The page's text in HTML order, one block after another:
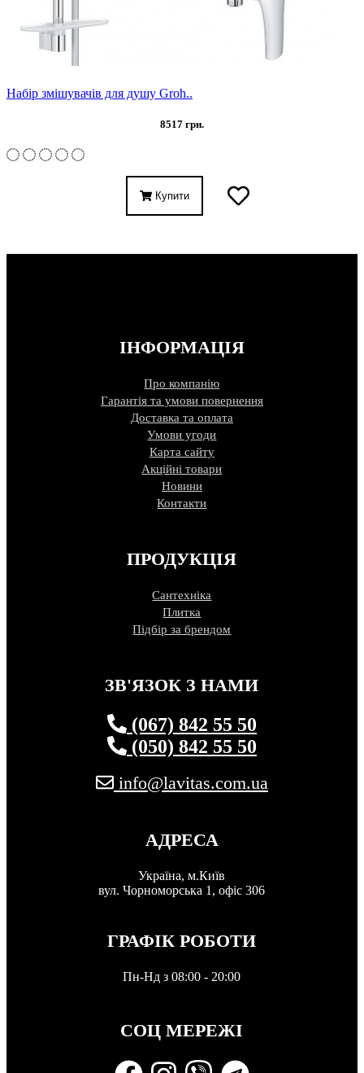
Набір змішувачів для душу Groh..
8517 грн.
Купити
ІНФОРМАЦІЯ
Про компанію
Гарантія та умови повернення
Доставка та оплата
Умови угоди
Карта сайту
Акційні товари
Новини
Контакти
ПРОДУКЦІЯ
Сантехніка
Плитка
Підбір за брендом
ЗВ'ЯЗОК З НАМИ
(067) 842 55 50
(050) 842 55 50
info@lavitas.com.ua
АДРЕСА
Україна, м.Київ
вул. Чорноморська 1, офіс 306
ГРАФІК РОБОТИ
Пн-Нд з 08:00 - 20:00
СОЦ МЕРЕЖІ